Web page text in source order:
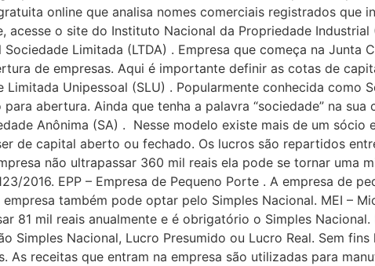
online que analisa nomes comerciais registrados que
acesse o site do Instituto Nacional da Propriedade
Limitada (LTDA) . Empresa que começa na Junta
de empresas. Aqui é importante definir as cotas de
Unipessoal (SLU) . Popularmente conhecida como
abertura. Ainda que tenha a palavra “sociedade” na
Anônima (SA) . Nesse modelo existe mais de um
de capital aberto ou fechado. Os lucros são repartidos
não ultrapassar 360 mil reais ela pode se tornar uma
2016. EPP – Empresa de Pequeno Porte . A empresa de
também pode optar pelo Simples Nacional. MEI –
81 mil reais anualmente e é obrigatório o Simples
Simples Nacional, Lucro Presumido ou Lucro Real. Sem
As receitas que entram na empresa são utilizadas para